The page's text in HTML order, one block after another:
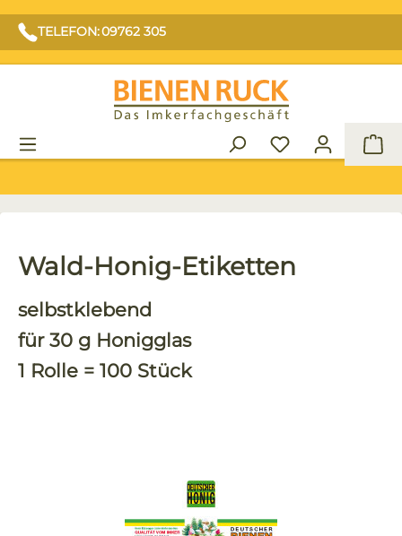
TELEFON: 09762 305
Wald-Honig-Etiketten
selbstklebend
für 30 g Honigglas
1 Rolle = 100 Stück